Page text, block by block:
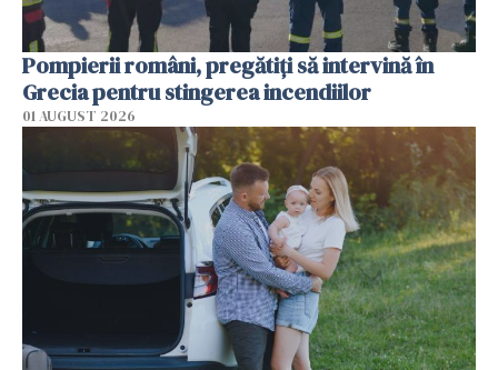
Pompierii români, pregătiţi să intervină în
Grecia pentru stingerea incendiilor
01 AUGUST 2026